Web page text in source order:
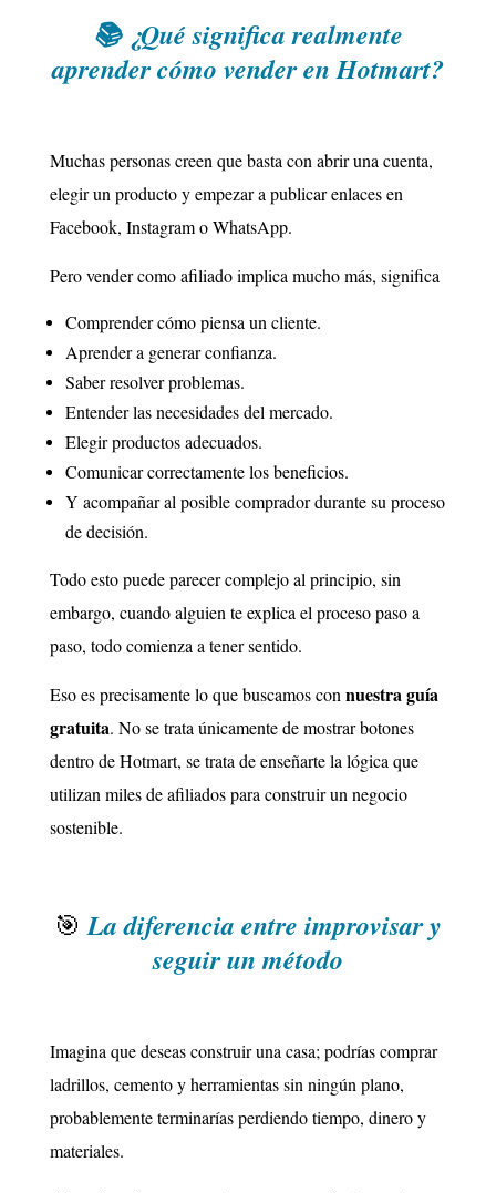
📚 ¿Qué significa realmente
aprender cómo vender en Hotmart?
Muchas personas creen que basta con abrir una cuenta,
elegir un producto y empezar a publicar enlaces en
Facebook, Instagram o WhatsApp.
Pero vender como afiliado implica mucho más, significa
Comprender cómo piensa un cliente.
Aprender a generar confianza.
Saber resolver problemas.
Entender las necesidades del mercado.
Elegir productos adecuados.
Comunicar correctamente los beneficios.
Y acompañar al posible comprador durante su proceso
de decisión.
Todo esto puede parecer complejo al principio, sin
embargo, cuando alguien te explica el proceso paso a
paso, todo comienza a tener sentido.
Eso es precisamente lo que buscamos con nuestra guía
gratuita. No se trata únicamente de mostrar botones
dentro de Hotmart, se trata de enseñarte la lógica que
utilizan miles de afiliados para construir un negocio
sostenible.
🎯La diferencia entre improvisar y
seguir un método
Imagina que deseas construir una casa; podrías comprar
ladrillos, cemento y herramientas sin ningún plano,
probablemente terminarías perdiendo tiempo, dinero y
materiales.